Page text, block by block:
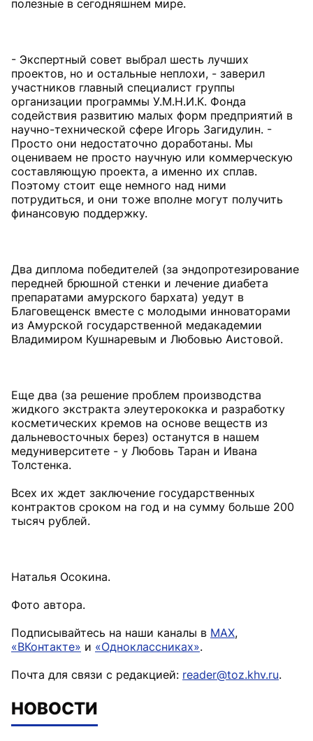
полезные в сегодняшнем мире.
- Экспертный совет выбрал шесть лучших
проектов, но и остальные неплохи, - заверил
участников главный специалист группы
организации программы У.М.Н.И.К. Фонда
содействия развитию малых форм предприятий в
научно-технической сфере Игорь Загидулин. -
Просто они недостаточно доработаны. Мы
оцениваем не просто научную или коммерческую
составляющую проекта, а именно их сплав.
Поэтому стоит еще немного над ними
потрудиться, и они тоже вполне могут получить
финансовую поддержку.
Два диплома победителей (за эндопротезирование
передней брюшной стенки и лечение диабета
препаратами амурского бархата) уедут в
Благовещенск вместе с молодыми инноваторами
из Амурской государственной медакадемии
Владимиром Кушнаревым и Любовью Аистовой.
Еще два (за решение проблем производства
жидкого экстракта элеутерококка и разработку
косметических кремов на основе веществ из
дальневосточных берез) останутся в нашем
медуниверситете - у Любовь Таран и Ивана
Толстенка.
Всех их ждет заключение государственных
контрактов сроком на год и на сумму больше 200
тысяч рублей.
Наталья Осокина.
Фото автора.
Подписывайтесь на наши каналы в MAX,
«ВКонтакте» и «Одноклассниках».
Почта для связи с редакцией: reader@toz.khv.ru.
НОВОСТИ